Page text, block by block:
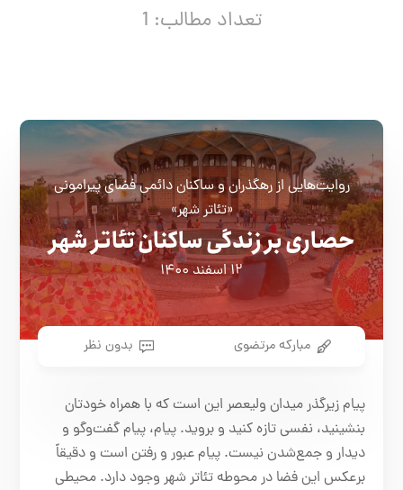
تعداد مطالب: 1
روایت‌هایی از رهگذران و ساکنان دائمی فضای پیرامونی
«تئاتر شهر»
حصاری بر زندگی ساکنان تئاتر شهر
۱۲ اسفند ۱۴۰۰
مبارکه مرتضوی بدون نظر
پیام زیرگذر میدان ولیعصر این است که با همراه خودتان
بنشینید، نفسی تازه کنید و بروید. پیام، پیام گفت‌و‌گو و
دیدار و جمع‌شدن نیست. پیام عبور و رفتن است و دقیقاً
برعکس این فضا در محوطه تئاتر شهر وجود دارد. محیطی